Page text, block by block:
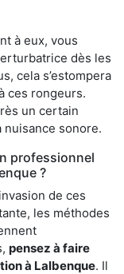
à eux, vous
dès les
cela s’estompera
ces rongeurs.
un certain
nuisance sonore.
professionnel
?
de ces
les méthodes
pensez à faire
à Lalbenque. Il